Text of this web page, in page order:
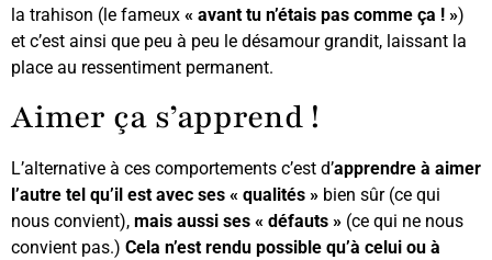
la trahison (le fameux « avant tu n’étais pas comme ça ! »)
et c’est ainsi que peu à peu le désamour grandit, laissant la
place au ressentiment permanent.
Aimer ça s’apprend !
L’alternative à ces comportements c’est d’apprendre à aimer
l’autre tel qu’il est avec ses « qualités » bien sûr (ce qui
nous convient), mais aussi ses « défauts » (ce qui ne nous
convient pas.) Cela n’est rendu possible qu’à celui ou à